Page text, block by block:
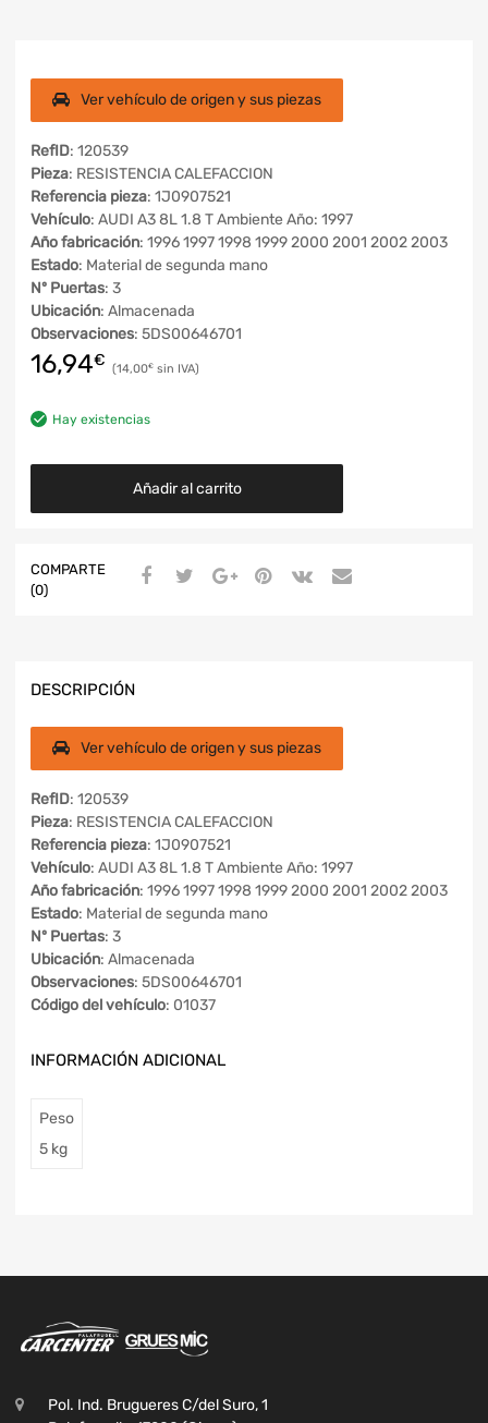
Ver vehículo de origen y sus piezas
RefID: 120539
Pieza: RESISTENCIA CALEFACCION
Referencia pieza: 1J0907521
Vehículo: AUDI A3 8L 1.8 T Ambiente Año: 1997
Año fabricación: 1996 1997 1998 1999 2000 2001 2002 2003
Estado: Material de segunda mano
Nº Puertas: 3
Ubicación: Almacenada
Observaciones: 5DS00646701
16,94€ 14,00€
Hay existencias
Añadir al carrito
COMPARTE
(0)
DESCRIPCIÓN
Ver vehículo de origen y sus piezas
RefID: 120539
Pieza: RESISTENCIA CALEFACCION
Referencia pieza: 1J0907521
Vehículo: AUDI A3 8L 1.8 T Ambiente Año: 1997
Año fabricación: 1996 1997 1998 1999 2000 2001 2002 2003
Estado: Material de segunda mano
Nº Puertas: 3
Ubicación: Almacenada
Observaciones: 5DS00646701
Código del vehículo: 01037
INFORMACIÓN ADICIONAL
Peso
5 kg
Pol. Ind. Brugueres C/del Suro, 1